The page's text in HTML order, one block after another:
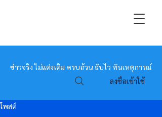
หมอข่าว
ข่าวจริง ไม่แต่งเติม ครบถ้วน ฉับไว ทันเหตุการณ์
ลงชื่อเข้าใช้
โพสต์